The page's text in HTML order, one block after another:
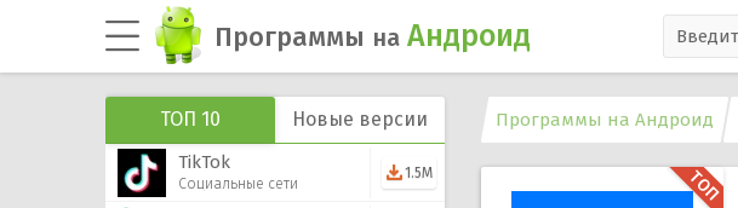
Программы на Андроид
ТОП 10 Новые версии
TikTok
Социальные сети
1.5M
Программы на Андроид